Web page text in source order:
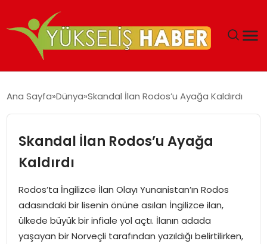
MALIYETLERINI AZALTIYOR’
Ana Sayfa Dünya Skandal İlan Rodos’u Ayağa Kaldırdı
Skandal İlan Rodos’u Ayağa
Kaldırdı
Rodos’ta İngilizce İlan Olayı Yunanistan’ın Rodos
adasındaki bir lisenin önüne asılan İngilizce ilan,
ülkede büyük bir infiale yol açtı. İlanın adada
yaşayan bir Norveçli tarafından yazıldığı belirtilirken,